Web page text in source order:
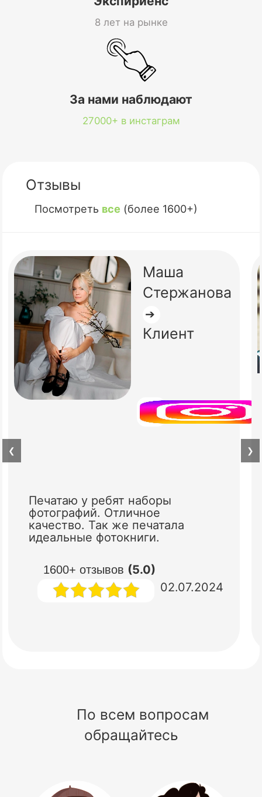
8 лет на рынке
За нами наблюдают
27000+ в инстаграм
Отзывы
Посмотреть все (более 1600+)
Маша
Стержанова
➔
Клиент
1600+ отзывов (5.0)
Печатаю у ребят наборы
фотографий. Отличное
качество. Так же печатала
идеальные фотокниги.
02.07.2024
❮ ❯
По всем вопросам
обращайтесь